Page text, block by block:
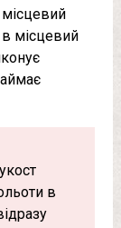
місцевий
в місцевий
в